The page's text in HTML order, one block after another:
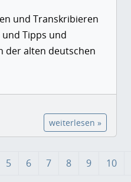
und Transkribieren
Tipps und
der alten deutschen
weiterlesen »
5 6 7 8 9 10